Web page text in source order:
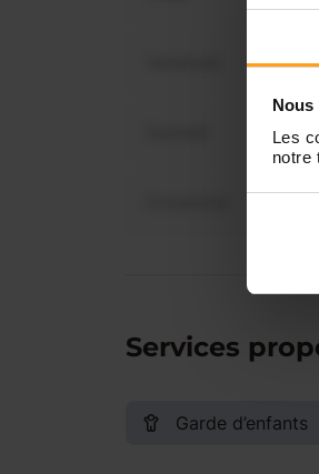
Les
notre
Services
Garde d’enfants